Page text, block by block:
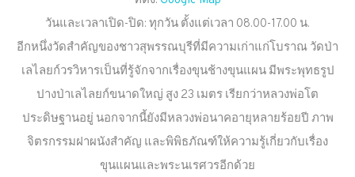
วันและเวลาเปิด-ปิด: ทุกวัน ตั้งแต่เวลา 08.00-17.00 น.
อีกหนึ่งวัดสำคัญของชาวสุพรรณบุรีที่มีความเก่าแก่โบราณ วัดป่า
เลไลยก์วรวิหารเป็นที่รู้จักจากเรื่องขุนช้างขุนแผน มีพระพุทธรูป
ปางป่าเลไลยก์ขนาดใหญ่ สูง 23 เมตร เรียกว่าหลวงพ่อโต
ประดิษฐานอยู่ นอกจากนี้ยังมีหลวงพ่อนาคอายุหลายร้อยปี ภาพ
จิตรกรรมฝาผนังสำคัญ และพิพิธภัณฑ์ให้ความรู้เกี่ยวกับเรื่อง
ขุนแผนและพระนเรศวรอีกด้วย